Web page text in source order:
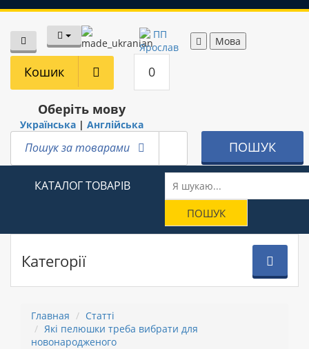
Мова
Пошук за товарами ПОШУК
Кошик 0
Оберіть мову
Українська| Англійська
КАТАЛОГ ТОВАРІВ
Категорії
Главная
Статті
Які пелюшки треба вибрати для
новонародженого